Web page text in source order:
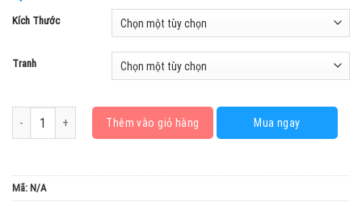
Kích Thước
Tranh
Đức Phật A Di Đà Mẫu 2 số lượng
Thêm vào giỏ hàng Mua ngay
Mã: N/A